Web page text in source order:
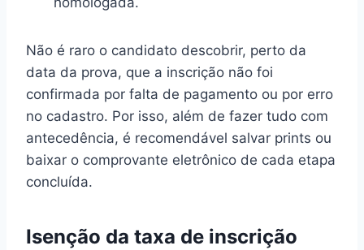
Não é raro o candidato descobrir, perto da
data da prova, que a inscrição não foi
confirmada por falta de pagamento ou por erro
no cadastro. Por isso, além de fazer tudo com
antecedência, é recomendável salvar prints ou
baixar o comprovante eletrônico de cada etapa
concluída.
Isenção da taxa de inscrição